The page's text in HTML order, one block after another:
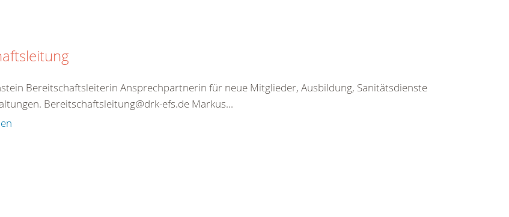
Bereitschaftsleiterin Ansprechpartnerin für neue Mitglieder, Ausbildung, Sanitätsdienste
Bereitschaftsleitung@drk-efs.de Markus...